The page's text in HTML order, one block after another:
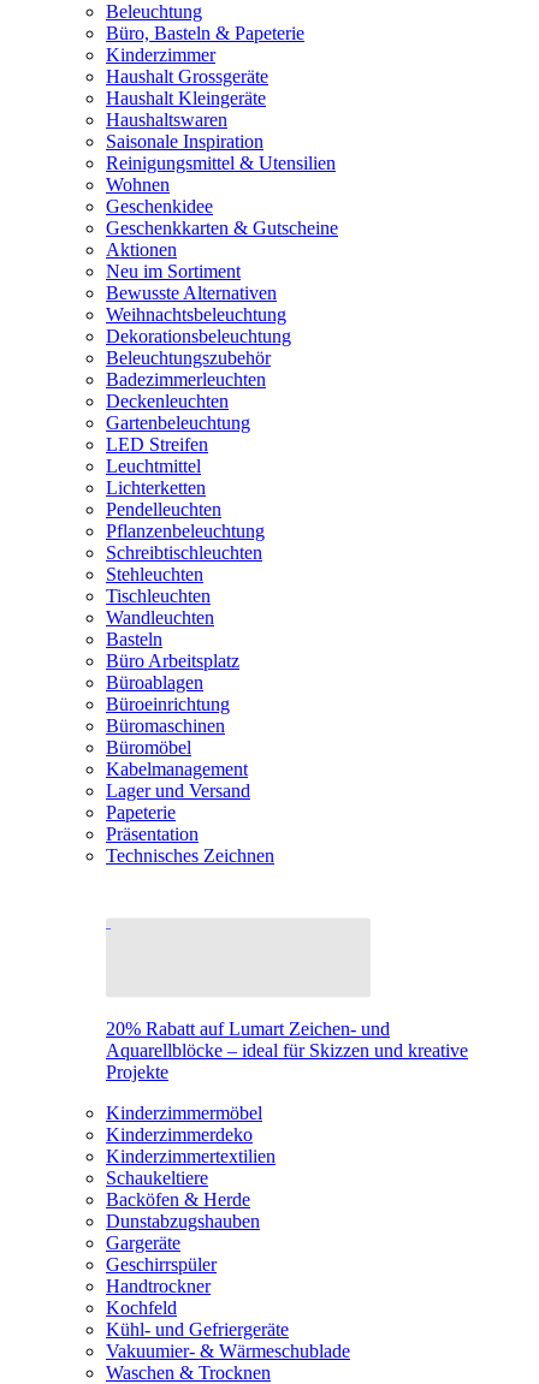
Beleuchtung
Büro, Basteln & Papeterie
Kinderzimmer
Haushalt Grossgeräte
Haushalt Kleingeräte
Haushaltswaren
Saisonale Inspiration
Reinigungsmittel & Utensilien
Wohnen
Geschenkidee
Geschenkkarten & Gutscheine
Aktionen
Neu im Sortiment
Bewusste Alternativen
Weihnachtsbeleuchtung
Dekorationsbeleuchtung
Beleuchtungszubehör
Badezimmerleuchten
Deckenleuchten
Gartenbeleuchtung
LED Streifen
Leuchtmittel
Lichterketten
Pendelleuchten
Pflanzenbeleuchtung
Schreibtischleuchten
Stehleuchten
Tischleuchten
Wandleuchten
Basteln
Büro Arbeitsplatz
Büroablagen
Büroeinrichtung
Büromaschinen
Büromöbel
Kabelmanagement
Lager und Versand
Papeterie
Präsentation
Technisches Zeichnen
20% Rabatt auf Lumart Zeichen- und
Aquarellblöcke – ideal für Skizzen und kreative
Projekte
Kinderzimmermöbel
Kinderzimmerdeko
Kinderzimmertextilien
Schaukeltiere
Backöfen & Herde
Dunstabzugshauben
Gargeräte
Geschirrspüler
Handtrockner
Kochfeld
Kühl- und Gefriergeräte
Vakuumier- & Wärmeschublade
Waschen & Trocknen